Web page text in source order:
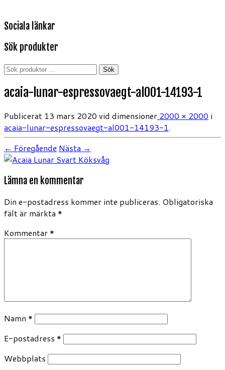
Sociala länkar
Sök produkter
Sök
Sök
acaia-lunar-espressovaegt-al001-14193-1
Publicerat 13 mars 2020 vid dimensioner 2000 × 2000 i
acaia-lunar-espressovaegt-al001-14193-1.
← Föregående Nästa →
Lämna en kommentar
Din e-postadress kommer inte publiceras. Obligatoriska
fält är märkta *
Kommentar *
Namn *
E-postadress *
Webbplats